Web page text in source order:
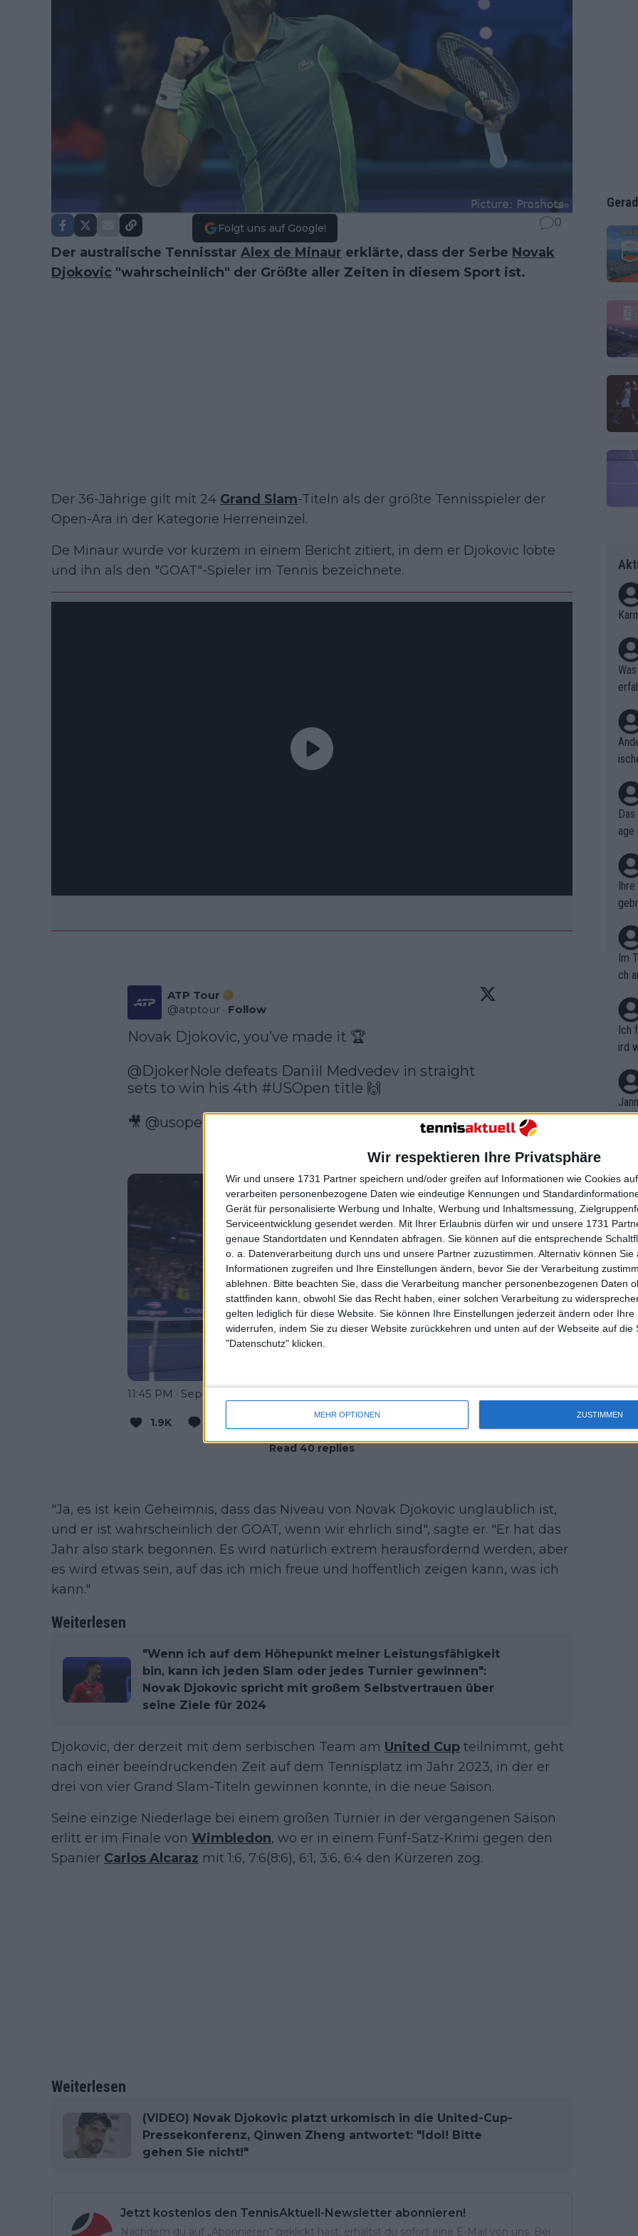
Wir respektieren Ihre Privatsphäre
Wir und unsere 1731 Partner speichern und/oder greifen auf Informationen wie Cookies
verarbeiten personenbezogene Daten wie eindeutige Kennungen und
Gerät für personalisierte Werbung und Inhalte, Werbung und Inhaltsmessung,
Serviceentwicklung gesendet werden. Mit Ihrer Erlaubnis dürfen wir und unsere 1731
genaue Standortdaten und Kenndaten abfragen. Sie können auf die entsprechende
o. a. Datenverarbeitung durch uns und unsere Partner zuzustimmen. Alternativ können Sie
Informationen zugreifen und Ihre Einstellungen ändern, bevor Sie der Verarbeitung
ablehnen. Bitte beachten Sie, dass die Verarbeitung mancher personenbezogenen Daten
stattfinden kann, obwohl Sie das Recht haben, einer solchen Verarbeitung zu
gelten lediglich für diese Website. Sie können Ihre Einstellungen jederzeit ändern oder Ihre
widerrufen, indem Sie zu dieser Website zurückkehren und unten auf der Webseite auf die
"Datenschutz" klicken.
MEHR OPTIONEN ZUSTIMMEN
Folgt uns auf Google! 0
Der australische Tennisstar Alex de Minaur erklärte, dass der Serbe Novak
Djokovic "wahrscheinlich" der Größte aller Zeiten in diesem Sport ist.
Der 36-Jährige gilt mit 24 Grand Slam-Titeln als der größte Tennisspieler der
Open-Ära in der Kategorie Herreneinzel.
De Minaur wurde vor kurzem in einem Bericht zitiert, in dem er Djokovic lobte
und ihn als den "GOAT"-Spieler im Tennis bezeichnete.
ATP Tour
@atptour · Follow
Novak Djokovic, you’ve made it 🏆
@DjokerNole defeats Daniil Medvedev in straight
sets to win his 4th #USOpen title 🙌
🎥 @usopen
Watch on X
11:45 PM · Sep 10, 2023
1.9K
Read 40 replies
"Ja, es ist kein Geheimnis, dass das Niveau von Novak Djokovic unglaublich ist,
und er ist wahrscheinlich der GOAT, wenn wir ehrlich sind", sagte er. "Er hat das
Jahr also stark begonnen. Es wird natürlich extrem herausfordernd werden, aber
es wird etwas sein, auf das ich mich freue und hoffentlich zeigen kann, was ich
kann."
Weiterlesen
"Wenn ich auf dem Höhepunkt meiner Leistungsfähigkeit
bin, kann ich jeden Slam oder jedes Turnier gewinnen":
Novak Djokovic spricht mit großem Selbstvertrauen über
seine Ziele für 2024
Djokovic, der derzeit mit dem serbischen Team am United Cup teilnimmt, geht
nach einer beeindruckenden Zeit auf dem Tennisplatz im Jahr 2023, in der er
drei von vier Grand Slam-Titeln gewinnen konnte, in die neue Saison.
Seine einzige Niederlage bei einem großen Turnier in der vergangenen Saison
erlitt er im Finale von Wimbledon, wo er in einem Fünf-Satz-Krimi gegen den
Spanier Carlos Alcaraz mit 1:6, 7:6(8:6), 6:1, 3:6, 6:4 den Kürzeren zog.
Weiterlesen
(VIDEO) Novak Djokovic platzt urkomisch in die United-Cup-
Pressekonferenz, Qinwen Zheng antwortet: "Idol! Bitte
gehen Sie nicht!"
Jetzt kostenlos den TennisAktuell-Newsletter abonnieren!
Nachdem du auf „Abonnieren“ geklickt hast, erhältst du sofort eine E-Mail von uns. Bei
age
ben.
Im
ch
Ich
ird
r in
em
t,
B.
on
uss
mal
des
n
nt.
kel